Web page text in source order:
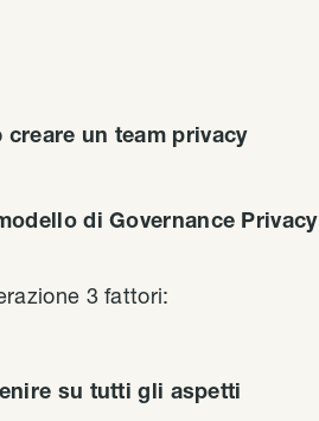
creare un team privacy
di Governance Privacy
3 fattori:
su tutti gli aspetti